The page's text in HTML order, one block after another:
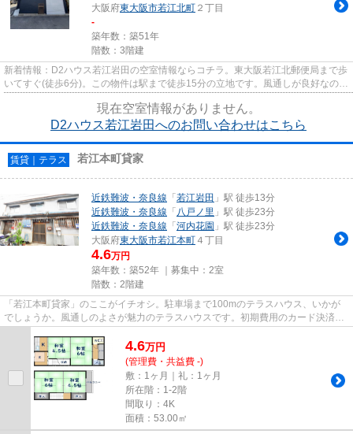
大阪府東大阪市若江北町 ２丁目
-
築年数：築51年
階数：3階建
新着情報：D2ハウス若江岩田の空室情報ならコチラ。東大阪若江北郵便局まで歩
いてすぐ(徒歩6分)。この物件は駅まで徒歩15分の立地です。風通しが良好なの
で、夏も涼しい風がはいってき...
現在空室情報がありません。
D2ハウス若江岩田へのお問い合わせはこちら
賃貸｜テラス 若江本町貸家
近鉄難波・奈良線 「若江岩田 」駅 徒歩13分
近鉄難波・奈良線 「 八戸ノ里 」駅 徒歩23分
近鉄難波・奈良線 「河内花園 」駅 徒歩23分
大阪府東大阪市若江本町 ４丁目
4.6万円
築年数：築52年 ｜募集中： 2室
階数：2階建
「若江本町貸家」のここがイチオシ。駐車場まで100mのテラスハウス、いかが
でしょうか。風通しのよさが魅力のテラスハウスです。初期費用のカード決済が
できます。自分に合った賃貸戸...
4.6万円
(管理費・共益費 -)
敷：1ヶ月｜礼：1ヶ月
所在階：1-2階
間取り：4K
面積：53.00㎡